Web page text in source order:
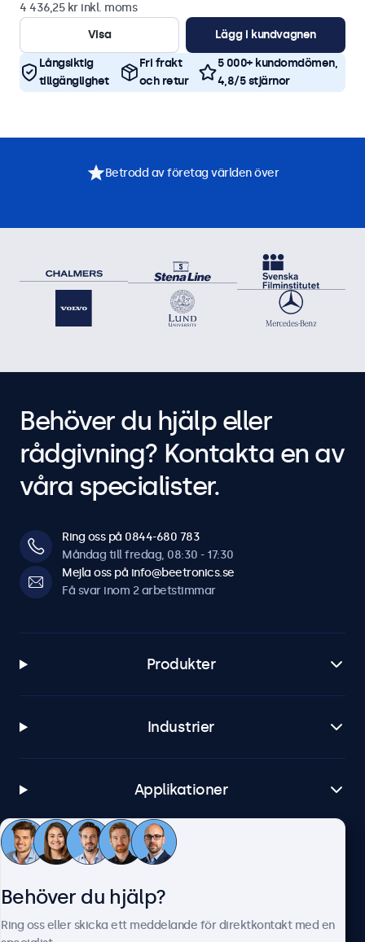
4 436,25 kr inkl. moms
Visa
Lägg i kundvagnen
Långsiktig
tillgänglighet
Fri frakt
och retur
5 000+ kundomdömen,
4,8/5 stjärnor
Betrodd av företag världen över
Behöver du hjälp eller
rådgivning? Kontakta en av
våra specialister.
Ring oss på 0844-680 783
Måndag till fredag, 08:30 - 17:30
Mejla oss på info@beetronics.se
Få svar inom 2 arbetstimmar
Produkter
Industrier
Applikationer
Kundtjänst
Behöver du hjälp?
Ring oss eller skicka ett meddelande för direktkontakt med en